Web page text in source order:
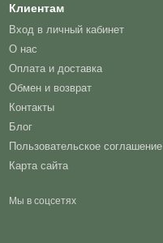
Клиентам
Вход в личный кабинет
О нас
Оплата и доставка
Обмен и возврат
Контакты
Блог
Пользовательское соглашение
Карта сайта
Мы в соцсетях